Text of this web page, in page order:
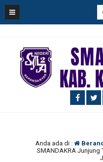
Anda ada di :
SMANDAKRA Junjung